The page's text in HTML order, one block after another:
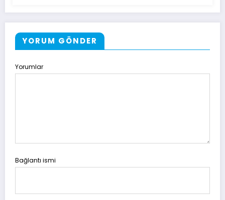
YORUM GÖNDER
Yorumlar
Bağlantı ismi